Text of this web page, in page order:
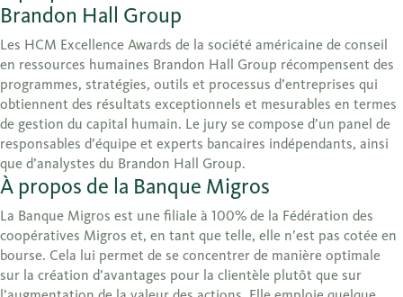
Brandon Hall Group
Les HCM Excellence Awards de la société américaine de conseil
en ressources humaines Brandon Hall Group récompensent des
programmes, stratégies, outils et processus d’entreprises qui
obtiennent des résultats exceptionnels et mesurables en termes
de gestion du capital humain. Le jury se compose d’un panel de
responsables d’équipe et experts bancaires indépendants, ainsi
que d’analystes du Brandon Hall Group.
À propos de la Banque Migros
La Banque Migros est une filiale à 100% de la Fédération des
coopératives Migros et, en tant que telle, elle n’est pas cotée en
bourse. Cela lui permet de se concentrer de manière optimale
sur la création d’avantages pour la clientèle plutôt que sur